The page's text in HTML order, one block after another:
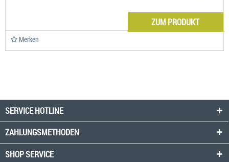
ZUM PRODUKT
Merken
SERVICE HOTLINE
ZAHLUNGSMETHODEN
SHOP SERVICE